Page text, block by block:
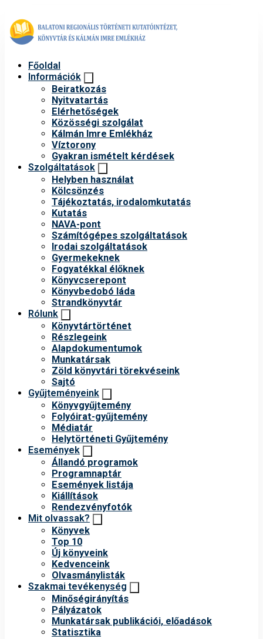
Főoldal
Információk
Beiratkozás
Nyitvatartás
Elérhetőségek
Közösségi szolgálat
Kálmán Imre Emlékház
Víztorony
Gyakran ismételt kérdések
Szolgáltatások
Helyben használat
Kölcsönzés
Tájékoztatás, irodalomkutatás
Kutatás
NAVA-pont
Számítógépes szolgáltatások
Irodai szolgáltatások
Gyermekeknek
Fogyatékkal élőknek
Könyvcserepont
Könyvbedobó láda
Strandkönyvtár
Rólunk
Könyvtártörténet
Részlegeink
Alapdokumentumok
Munkatársak
Zöld könyvtári törekvéseink
Sajtó
Gyűjteményeink
Könyvgyűjtemény
Folyóirat-gyűjtemény
Médiatár
Helytörténeti Gyűjtemény
Események
Állandó programok
Programnaptár
Események listája
Kiállítások
Rendezvényfotók
Mit olvassak?
Könyvek
Top 10
Új könyveink
Kedvenceink
Olvasmánylisták
Szakmai tevékenység
Minőségirányítás
Pályázatok
Munkatársak publikációi, előadások
Statisztika